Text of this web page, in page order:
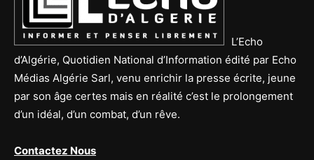
L’Echo
d’Algérie, Quotidien National d’Information édité par Echo
Médias Algérie Sarl, venu enrichir la presse écrite, jeune
par son âge certes mais en réalité c’est le prolongement
d’un idéal, d’un combat, d’un rêve.
Contactez Nous